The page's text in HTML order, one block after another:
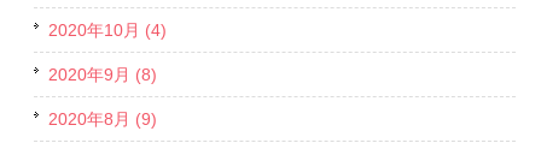
2020年10月 (4)
2020年9月 (8)
2020年8月 (9)